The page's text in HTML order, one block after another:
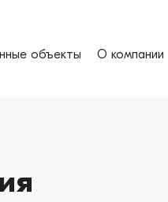
объекты О компании